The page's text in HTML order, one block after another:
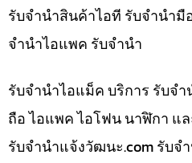
รับจำนำสินค้าไอที รับจำนำ
จำนำไอแพค รับจำนำ
รับจำนำไอแม็ค บริการ รับจ
ถือ ไอแพค ไอโฟน นาฬิกา แ
รับจํานําแจ้งวัฒนะ.com รับจ